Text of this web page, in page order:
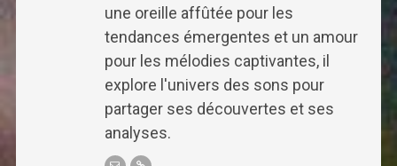
une oreille affûtée pour les
tendances émergentes et un amour
pour les mélodies captivantes, il
explore l'univers des sons pour
partager ses découvertes et ses
analyses.